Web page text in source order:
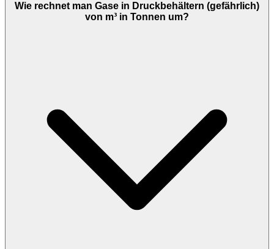
Wie rechnet man Gase in Druckbehältern (gefährlich)
von m³ in Tonnen um?